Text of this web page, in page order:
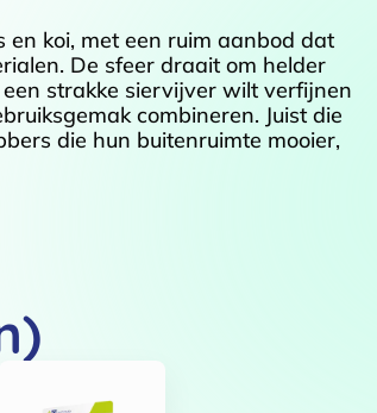
koi, met een ruim aanbod dat
De sfeer draait om helder
strakke siervijver wilt verfijnen
combineren. Juist die
die hun buitenruimte mooier,